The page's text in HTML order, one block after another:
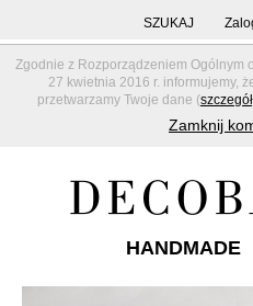
Zgodnie z Rozporządzeniem Ogólnym
27 kwietnia 2016 r. informujemy,
przetwarzamy Twoje dane (
Zamknij
SZUKAJ
HANDMADE